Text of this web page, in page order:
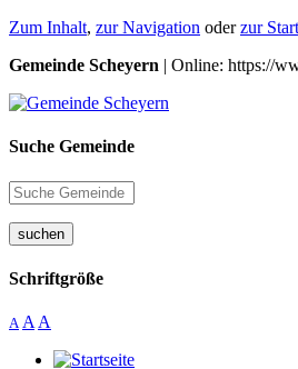
Zum Inhalt, zur Navigation oderzur
Gemeinde Scheyern | Online: https://
Suche Gemeinde
suchen
Schriftgröße
A A A